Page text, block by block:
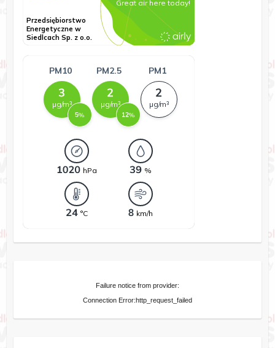
Failure notice from provider:
Connection Error:http_request_failed